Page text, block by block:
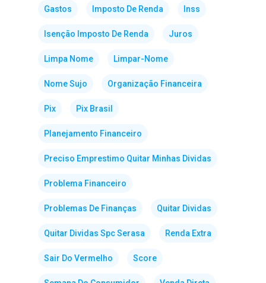
Gastos Imposto De Renda Inss
Isenção Imposto De Renda Juros
Limpa Nome Limpar-Nome
Nome Sujo Organização Financeira
Pix Pix Brasil
Planejamento Financeiro
Preciso Emprestimo Quitar Minhas Dividas
Problema Financeiro
Problemas De Finanças Quitar Dividas
Quitar Dividas Spc Serasa Renda Extra
Sair Do Vermelho Score